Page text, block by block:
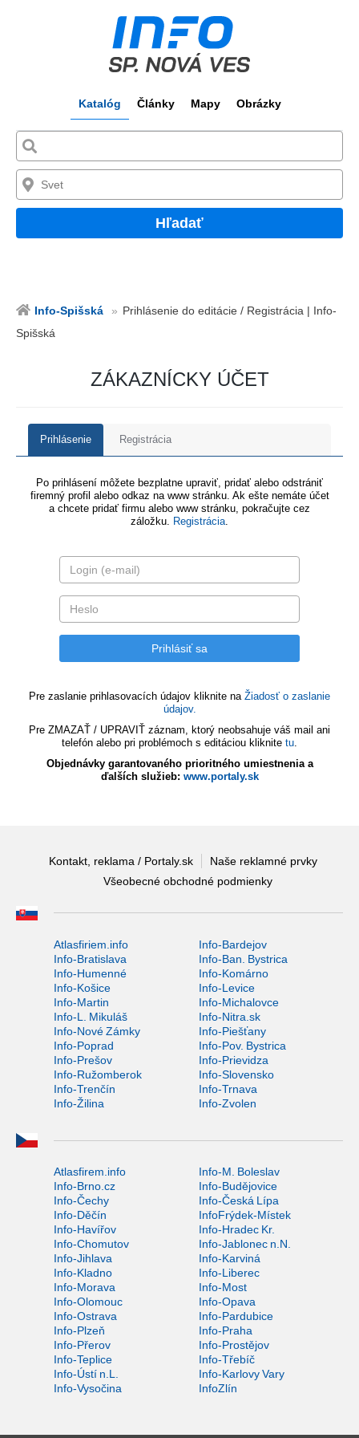
Katalóg Články Mapy Obrázky
Hľadať
Info-Spišská
Prihlásenie do editácie / Registrácia | Info-
Spišská
ZÁKAZNÍCKY ÚČET
Prihlásenie Registrácia
Po prihlásení môžete bezplatne upraviť, pridať alebo odstrániť
firemný profil alebo odkaz na www stránku. Ak ešte nemáte účet
a chcete pridať firmu alebo www stránku, pokračujte cez
záložku. Registrácia.
Pre zaslanie prihlasovacích údajov kliknite na Žiadosť o zaslanie
údajov.
Pre ZMAZAŤ / UPRAVIŤ záznam, ktorý neobsahuje váš mail ani
telefón alebo pri problémoch s editáciou kliknite tu.
Objednávky garantovaného prioritného umiestnenia a
ďalších služieb: www.portaly.sk
Kontakt, reklama / Portaly.sk
Naše reklamné prvky
Všeobecné obchodné podmienky
Atlasfiriem.info
Info-Bardejov
Info-Bratislava
Info-Ban. Bystrica
Info-Humenné
Info-Komárno
Info-Košice
Info-Levice
Info-Martin
Info-Michalovce
Info-L. Mikuláš
Info-Nitra.sk
Info-Nové Zámky
Info-Piešťany
Info-Poprad
Info-Pov. Bystrica
Info-Prešov
Info-Prievidza
Info-Ružomberok
Info-Slovensko
Info-Trenčín
Info-Trnava
Info-Žilina
Info-Zvolen
Atlasfirem.info
Info-M. Boleslav
Info-Brno.cz
Info-Budějovice
Info-Čechy
Info-Česká Lípa
Info-Děčín
InfoFrýdek-Místek
Info-Havířov
Info-Hradec Kr.
Info-Chomutov
Info-Jablonec n.N.
Info-Jihlava
Info-Karviná
Info-Kladno
Info-Liberec
Info-Morava
Info-Most
Info-Olomouc
Info-Opava
Info-Ostrava
Info-Pardubice
Info-Plzeň
Info-Praha
Info-Přerov
Info-Prostějov
Info-Teplice
Info-Třebíč
Info-Ústí n.L.
Info-Karlovy Vary
Info-Vysočina
InfoZlín